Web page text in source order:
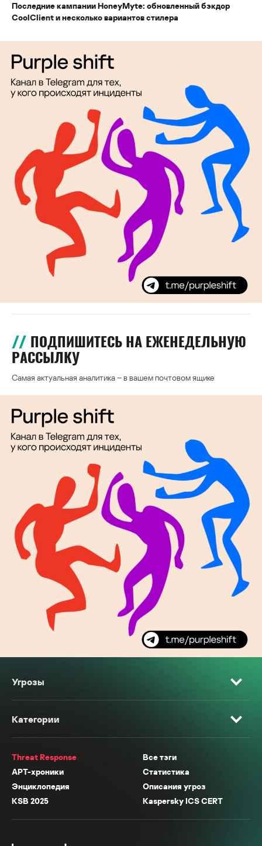
Последние кампании HoneyMyte: обновленный бэкдор
CoolClient и несколько вариантов стилера
ПОДПИШИТЕСЬ НА ЕЖЕНЕДЕЛЬНУЮ
РАССЫЛКУ
Самая актуальная аналитика – в вашем почтовом ящике
Угрозы
Категории
Threat Response
Все тэги
APT-хроники
Статистика
Энциклопедия
Описания угроз
KSB 2025
Kaspersky ICS CERT